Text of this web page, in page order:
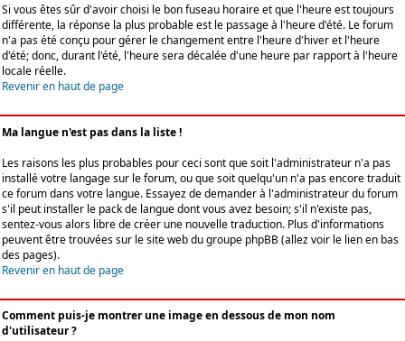
Si vous êtes sûr d'avoir choisi le bon fuseau horaire et que l'heure est toujours
différente, la réponse la plus probable est le passage à l'heure d'été. Le forum
n'a pas été conçu pour gérer le changement entre l'heure d'hiver et l'heure
d'été; donc, durant l'été, l'heure sera décalée d'une heure par rapport à l'heure
locale réelle.
Revenir en haut de page
Ma langue n'est pas dans la liste !
Les raisons les plus probables pour ceci sont que soit l'administrateur n'a pas
installé votre langage sur le forum, ou que soit quelqu'un n'a pas encore traduit
ce forum dans votre langue. Essayez de demander à l'administrateur du forum
s'il peut installer le pack de langue dont vous avez besoin; s'il n'existe pas,
sentez-vous alors libre de créer une nouvelle traduction. Plus d'informations
peuvent être trouvées sur le site web du groupe phpBB (allez voir le lien en bas
des pages).
Revenir en haut de page
Comment puis-je montrer une image en dessous de mon nom
d'utilisateur ?